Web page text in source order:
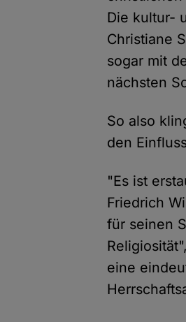
Die kultur-
Christiane
sogar mit
nächsten
So also
den
"Es ist
Friedrich
für seinen
eine